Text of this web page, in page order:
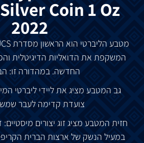
Coin 1 Oz
2022
מטבע הליברטי הוא הראשון מסדרתUCS.
המשקפת את הדואליות הדיגיטלית
החדשה. במהדורה זו:
גב המטבע מציג אתליידי ליברטי
צועדת קדימה לעבר שמש
חזית המטבע מציגזוג יצורים מיסטיים:
במעיל הנשק של ארצות הברית